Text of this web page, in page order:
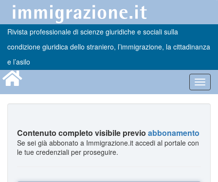
Rivista professionale di scienze giuridiche e sociali sulla
condizione giuridica dello straniero, l’immigrazione, la cittadinanza
e l’asilo
Contenuto completo visibile previo abbonamento
Se sei già abbonato a Immigrazione.it accedi al portale con
le tue credenziali per proseguire.